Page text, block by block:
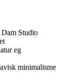
Studio
eg
minimalisme